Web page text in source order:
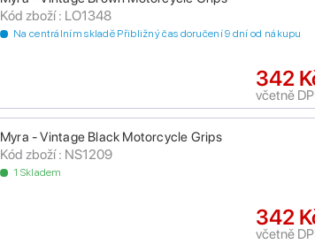
Kód zboží : LO1348
Na centrálním skladě Přibližný čas doručení 9 dní od nákupu
342
včetně
Myra - Vintage Black Motorcycle Grips
Kód zboží : NS1209
1 Skladem
342
včetně